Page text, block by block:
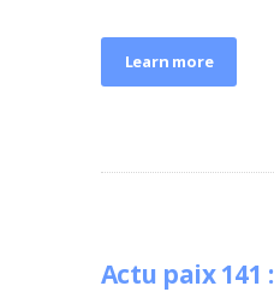
Learn more
Actu paix 141 :